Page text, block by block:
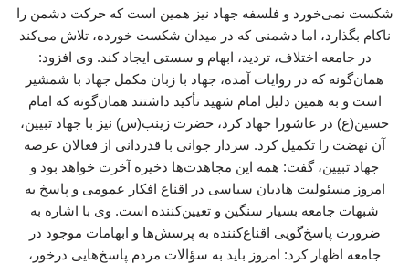
شکست نمی‌خورد و فلسفه جهاد نیز همین است که حرکت دشمن را
ناکام بگذارد، اما دشمنی که در میدان شکست خورده، تلاش می‌کند
در جامعه اختلاف، تردید، ابهام و سستی ایجاد کند. وی افزود:
همان‌گونه که در روایات آمده، جهاد با زبان مکمل جهاد با شمشیر
است و به همین دلیل امام شهید تأکید داشتند همان‌گونه که امام
حسین(ع) در عاشورا جهاد کرد، حضرت زینب(س) نیز با جهاد تبیین،
آن نهضت را تکمیل کرد. سردار جوانی با قدردانی از فعالان عرصه
جهاد تبیین، گفت: همه این مجاهدت‌ها ذخیره آخرت خواهد بود و
امروز مسئولیت هادیان سیاسی در اقناع افکار عمومی و پاسخ به
شبهات جامعه بسیار سنگین و تعیین‌کننده است. وی با اشاره به
ضرورت پاسخ‌گویی اقناع‌کننده به پرسش‌ها و ابهامات موجود در
جامعه اظهار کرد: امروز باید به سؤالات مردم پاسخ‌هایی درخور،